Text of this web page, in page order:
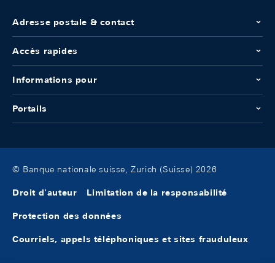
Adresse postale & contact
Accès rapides
Informations pour
Portails
© Banque nationale suisse, Zurich (Suisse) 2026
Droit d'auteur Limitation de la responsabilité
Protection des données
Courriels, appels téléphoniques et sites frauduleux